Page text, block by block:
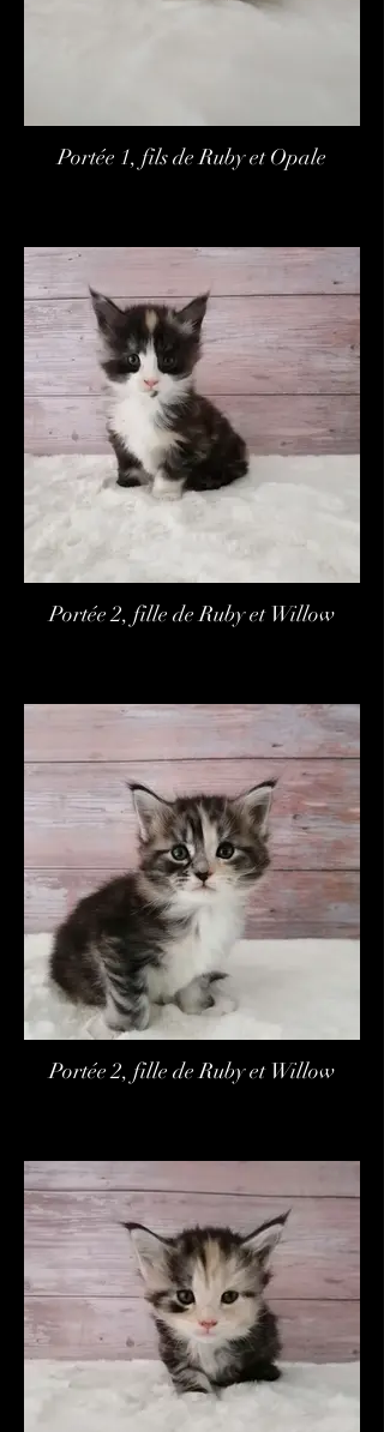
Portée 1, fils de Ruby et Opale
Portée 2, fille de Ruby et Willow
Portée 2, fille de Ruby et Willow